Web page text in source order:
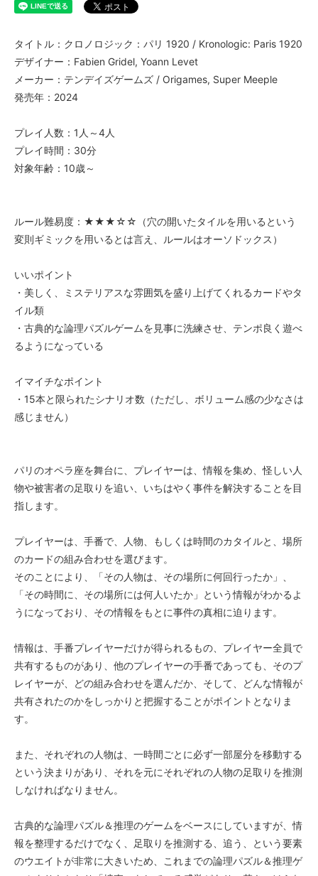
タイトル：クロノロジック：パリ 1920 / Kronologic: Paris 1920
デザイナー：Fabien Gridel, Yoann Levet
メーカー：テンデイズゲームズ / Origames, Super Meeple
発売年：2024
プレイ人数：1人～4人
プレイ時間：30分
対象年齢：10歳～
ルール難易度：★★★☆☆（穴の開いたタイルを用いるという
変則ギミックを用いるとは言え、ルールはオーソドックス）
いいポイント
・美しく、ミステリアスな雰囲気を盛り上げてくれるカードやタ
イル類
・古典的な論理パズルゲームを見事に洗練させ、テンポ良く遊べ
るようになっている
イマイチなポイント
・15本と限られたシナリオ数（ただし、ボリューム感の少なさは
感じません）
パリのオペラ座を舞台に、プレイヤーは、情報を集め、怪しい人
物や被害者の足取りを追い、いちはやく事件を解決することを目
指します。
プレイヤーは、手番で、人物、もしくは時間のカタイルと、場所
のカードの組み合わせを選びます。
そのことにより、「その人物は、その場所に何回行ったか」、
「その時間に、その場所には何人いたか」という情報がわかるよ
うになっており、その情報をもとに事件の真相に迫ります。
情報は、手番プレイヤーだけが得られるもの、プレイヤー全員で
共有するものがあり、他のプレイヤーの手番であっても、そのプ
レイヤーが、どの組み合わせを選んだか、そして、どんな情報が
共有されたのかをしっかりと把握することがポイントとなりま
す。
また、それぞれの人物は、一時間ごとに必ず一部屋分を移動する
という決まりがあり、それを元にそれぞれの人物の足取りを推測
しなければなりません。
古典的な論理パズル＆推理のゲームをベースにしていますが、情
報を整理するだけでなく、足取りを推測する、追う、という要素
のウエイトが非常に大きいため、これまでの論理パズル＆推理ゲ